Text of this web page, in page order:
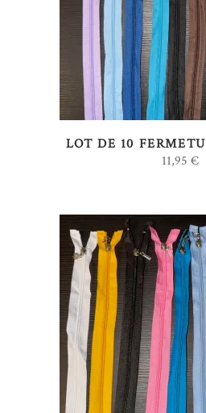
LOT DE 10
11,95 €
LIRE LA